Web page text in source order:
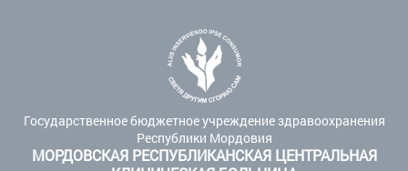
Государственное бюджетное учреждение здравоохранения
Республики Мордовия
МОРДОВСКАЯ РЕСПУБЛИКАНСКАЯ ЦЕНТРАЛЬНАЯ